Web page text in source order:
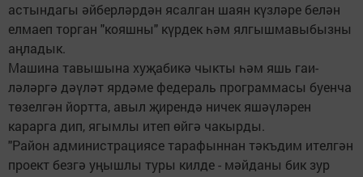
астындагы әйберләрдән ясалган шаян күзләре белән
елмаеп торган "кояшны" күрдек һәм ялгышмавыбызны
аңладык.
Машина тавышына хуҗабикә чыкты һәм яшь гаи­
ләләргә дәүләт ярдәме федераль программасы буенча
төзелгән йортта, авыл җирендә ничек яшәүләрен
карарга дип, ягымлы итеп өйгә чакырды.
"Район администрациясе тарафыннан тәкъдим ителгән
проект безгә уңышлы туры килде - мәйданы бик зур